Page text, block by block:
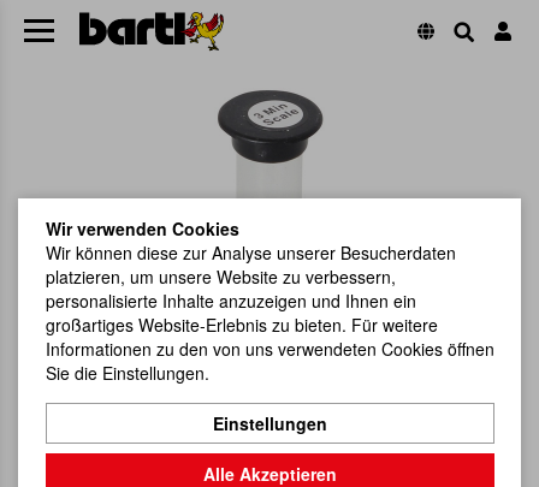
Wir verwenden Cookies
Wir können diese zur Analyse unserer Besucherdaten
platzieren, um unsere Website zu verbessern,
personalisierte Inhalte anzuzeigen und Ihnen ein
großartiges Website-Erlebnis zu bieten. Für weitere
Informationen zu den von uns verwendeten Cookies öffnen
Sie die Einstellungen.
Einstellungen
Alle Akzeptieren